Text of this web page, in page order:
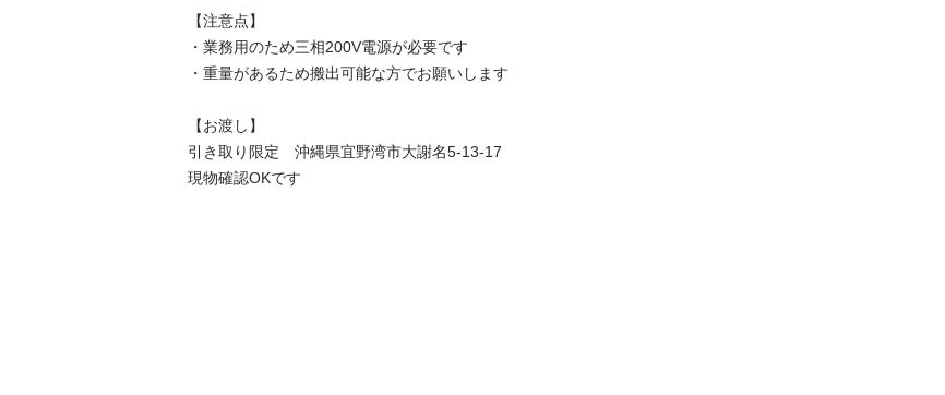
【注意点】
・業務用のため三相200V電源が必要です
・重量があるため搬出可能な方でお願いします
【お渡し】
引き取り限定　沖縄県宜野湾市大謝名5-13-17
現物確認OKです